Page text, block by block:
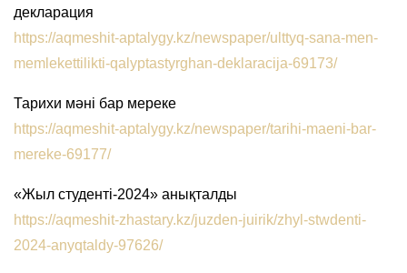
декларация
https://aqmeshit-aptalygy.kz/newspaper/ulttyq-sana-men-
memlekettilikti-qalyptastyrghan-deklaracija-69173/
Тарихи мәні бар мереке
https://aqmeshit-aptalygy.kz/newspaper/tarihi-maeni-bar-
mereke-69177/
«Жыл студенті-2024» анықталды
https://aqmeshit-zhastary.kz/juzden-juirik/zhyl-stwdenti-
2024-anyqtaldy-97626/